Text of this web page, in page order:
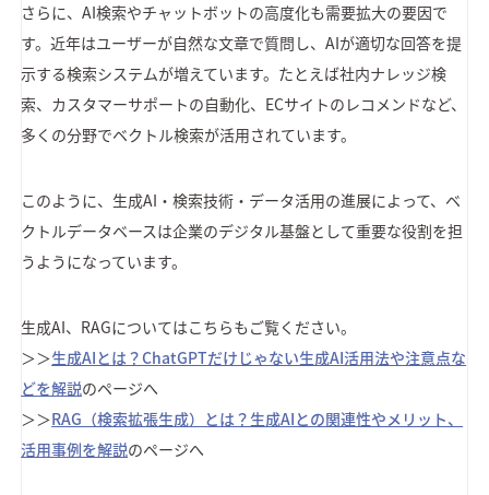
さらに、AI検索やチャットボットの高度化も需要拡大の要因で
す。近年はユーザーが自然な文章で質問し、AIが適切な回答を提
示する検索システムが増えています。たとえば社内ナレッジ検
索、カスタマーサポートの自動化、ECサイトのレコメンドなど、
多くの分野でベクトル検索が活用されています。
このように、生成AI・検索技術・データ活用の進展によって、ベ
クトルデータベースは企業のデジタル基盤として重要な役割を担
うようになっています。
生成AI、RAGについてはこちらもご覧ください。
＞＞生成AIとは？ChatGPTだけじゃない生成AI活用法や注意点な
どを解説のページへ
＞＞RAG（検索拡張生成）とは？生成AIとの関連性やメリット、
活用事例を解説のページへ